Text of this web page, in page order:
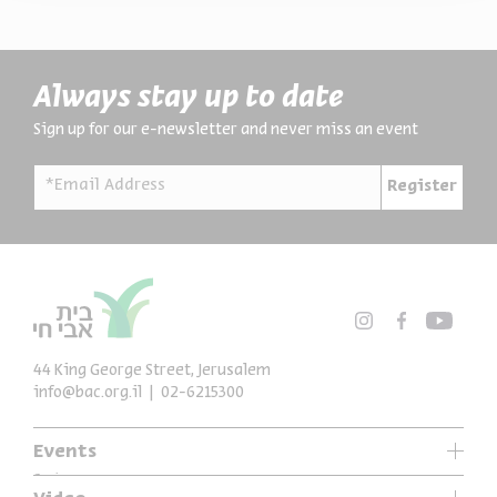
Always stay up to date
Sign up for our e-newsletter and never miss an event
*Email Address Register
Events
Series
44 King George Street, Jerusalem
info@bac.org.il
02-6215300